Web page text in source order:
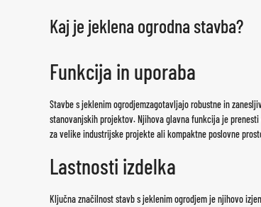
Kaj je jeklena ogrodna stavba?
Funkcija in uporaba
Stavbe s jeklenim ogrodjemzagotavljajo robustne in
stanovanjskih projektov. Njihova glavna funkcija je
za velike industrijske projekte ali kompaktne poslovne
Lastnosti izdelka
Ključna značilnost stavb s jeklenim ogrodjem je njihovo